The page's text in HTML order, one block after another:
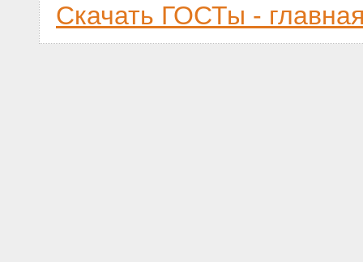
Скачать ГОСТы -